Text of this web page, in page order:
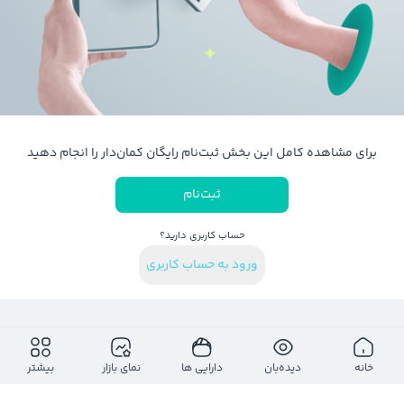
برای مشاهده کامل این بخش ثبت‌نام رایگان کمان‌دار را انجام دهید
ثبت‌نام
حساب کاربری دارید؟
ورود به حساب کاربری
خانه دیده‌بان دارایی ها نمای بازار بیشتر